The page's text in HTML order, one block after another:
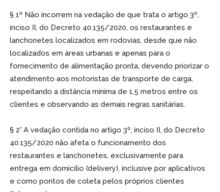
§ 1º Não incorrem na vedação de que trata o artigo 3º,
inciso II, do Decreto 40.135/2020, os restaurantes e
lanchonetes localizados em rodovias, desde que não
localizados em áreas urbanas e apenas para o
fornecimento de alimentação pronta, devendo priorizar o
atendimento aos motoristas de transporte de carga,
respeitando a distância mínima de 1,5 metros entre os
clientes e observando as demais regras sanitárias.
§ 2° A vedação contida no artigo 3º, inciso II, do Decreto
40.135/2020 não afeta o funcionamento dos
restaurantes e lanchonetes, exclusivamente para
entrega em domicílio (delivery), inclusive por aplicativos
e como pontos de coleta pelos próprios clientes